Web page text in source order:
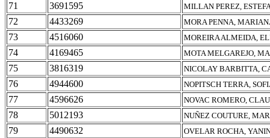
71 3691595 MILLAN PEREZ,
72 4433269 MORA PENNA,
73 4516060 MOREIRA ALMEIDA,
74 4169465 MOTA MELGAREJO,
75 3816319 NICOLAY BARBITTA,
76 4944600 NOPITSCH TERRA,
77 4596626 NOVAC ROMERO,
78 5012193 NUÑEZ COUTURE,
79 4490632 OVELAR ROCHA,